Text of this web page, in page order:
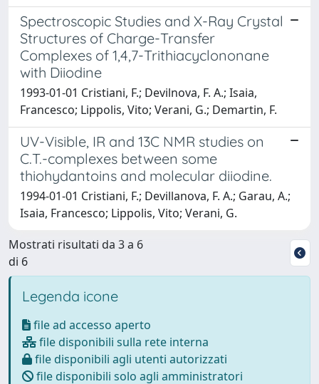
Spectroscopic Studies and X-Ray Crystal
Structures of Charge-Transfer
Complexes of 1,4,7-Trithiacyclononane
with Diiodine
1993-01-01 Cristiani, F.; Devilnova, F. A.; Isaia,
Francesco; Lippolis, Vito; Verani, G.; Demartin, F.
UV-Visible, IR and 13C NMR studies on
C.T.-complexes between some
thiohydantoins and molecular diiodine.
1994-01-01 Cristiani, F.; Devillanova, F. A.; Garau, A.;
Isaia, Francesco; Lippolis, Vito; Verani, G.
Mostrati risultati da 3 a 6
di 6
Legenda icone
file ad accesso aperto
file disponibili sulla rete interna
file disponibili agli utenti autorizzati
file disponibili solo agli amministratori